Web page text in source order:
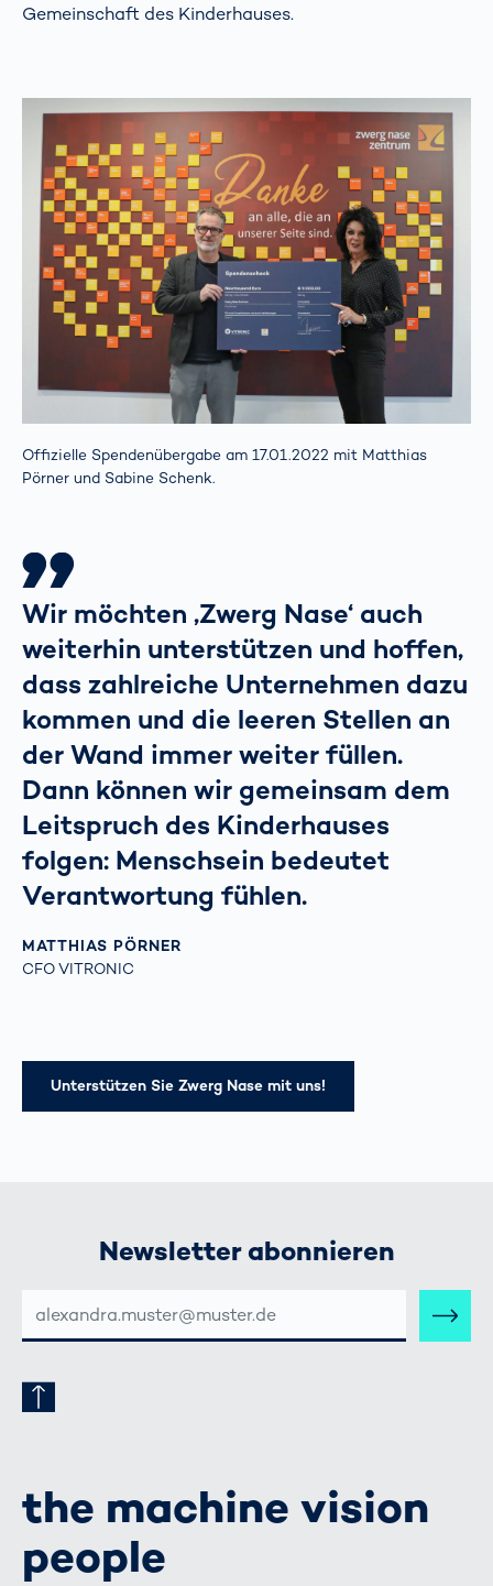
Gemeinschaft des Kinderhauses.
Offizielle Spendenübergabe am 17.01.2022 mit Matthias
Pörner und Sabine Schenk.
Wir möchten ‚Zwerg Nase‘ auch
weiterhin unterstützen und hoffen,
dass zahlreiche Unternehmen dazu
kommen und die leeren Stellen an
der Wand immer weiter füllen.
Dann können wir gemeinsam dem
Leitspruch des Kinderhauses
folgen: Menschsein bedeutet
Verantwortung fühlen.
MATTHIAS PÖRNER
CFO VITRONIC
Unterstützen Sie Zwerg Nase mit uns!
Newsletter abonnieren
MAIL-
ADRESSE
the machine vision
people